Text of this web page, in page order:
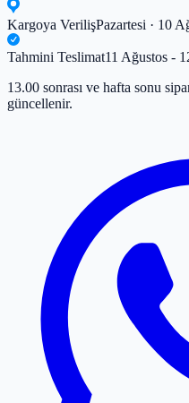
Kargoya VerilişPazartesi · 10
Tahmini Teslimat11 Ağustos -
13.00 sonrası ve hafta sonu
güncellenir.